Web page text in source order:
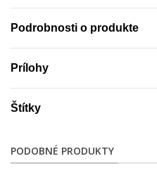
Podrobnosti o produkte
Prílohy
Štítky
PODOBNÉ PRODUKTY